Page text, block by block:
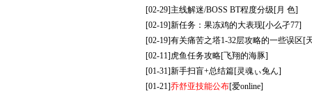
[02-29]主线解迷/BOSS BT程度分级[月 色]
[02-19]新任务：果冻鸡的大表现[小么孑77]
[02-19]有关痛苦之塔1-32层攻略的一些误区[
[02-11]虎鱼任务攻略[飞翔的海豚]
[01-31]新手扫盲+总结篇[灵魂ぃ兔ん]
[01-21]乔舒亚技能公布[爱online]